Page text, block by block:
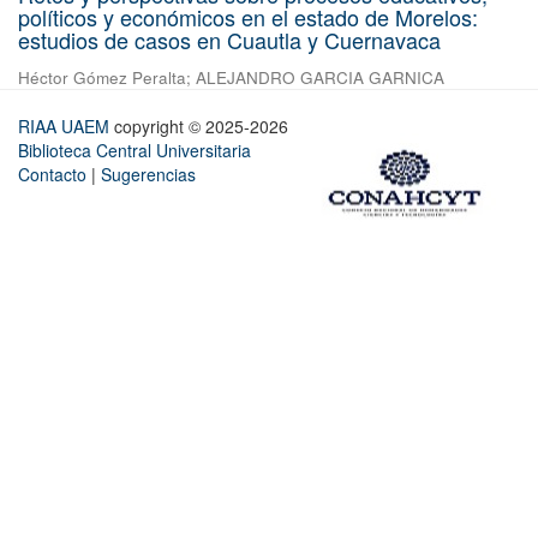
políticos y económicos en el estado de Morelos:
estudios de casos en Cuautla y Cuernavaca
Héctor Gómez Peralta; ALEJANDRO GARCIA GARNICA
RIAA UAEM copyright © 2025-2026
Biblioteca Central Universitaria
Contacto | Sugerencias